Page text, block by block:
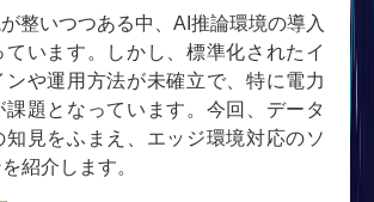
整いつつある中、AI推論環境の導入
ています。しかし、標準化されたイ
ンや運用方法が未確立で、特に電力
課題となっています。今回、データ
知見をふまえ、エッジ環境対応のソ
紹介します。